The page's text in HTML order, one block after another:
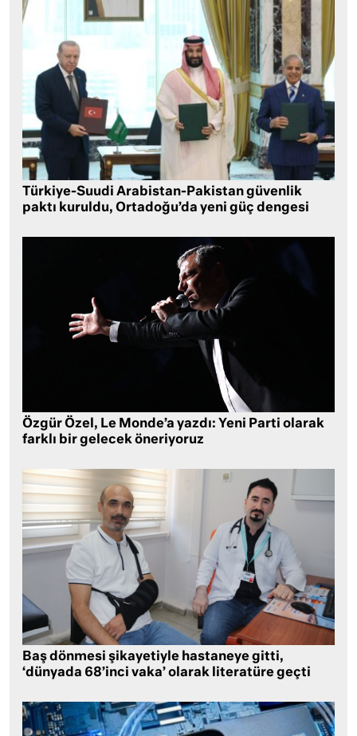
Türkiye-Suudi Arabistan-Pakistan güvenlik
paktı kuruldu, Ortadoğu’da yeni güç dengesi
Özgür Özel, Le Monde’a yazdı: Yeni Parti olarak
farklı bir gelecek öneriyoruz
Baş dönmesi şikayetiyle hastaneye gitti,
‘dünyada 68’inci vaka’ olarak literatüre geçti